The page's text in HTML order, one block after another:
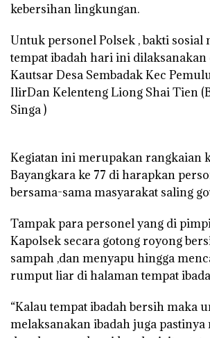
kebersihan lingkungan.
Untuk personel Polsek , bakti sosial
tempat ibadah hari ini
Kautsar Desa Sembadak Kec
IlirDan Kelenteng Liong Shai Tien
Singa )
Kegiatan ini merupakan rangkaian
Bayangkara ke 77 di harapkan
bersama-sama masyarakat saling
Tampak para personel yang di
Kapolsek secara gotong royong
sampah ,dan menyapu hingga
rumput liar di halaman tempat
“Kalau tempat ibadah bersih maka
melaksanakan ibadah juga pastinya